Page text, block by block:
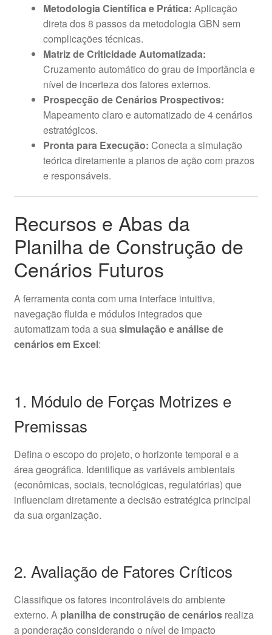
Metodologia Científica e Prática: Aplicação
direta dos 8 passos da metodologia GBN sem
complicações técnicas.
Matriz de Criticidade Automatizada:
Cruzamento automático do grau de importância e
nível de incerteza dos fatores externos.
Prospecção de Cenários Prospectivos:
Mapeamento claro e automatizado de 4 cenários
estratégicos.
Pronta para Execução: Conecta a simulação
teórica diretamente a planos de ação com prazos
e responsáveis.
Recursos e Abas da
Planilha de Construção de
Cenários Futuros
A ferramenta conta com uma interface intuitiva,
navegação fluida e módulos integrados que
automatizam toda a suasimulação e análise de
cenários em Excel:
1. Módulo de Forças Motrizes e
Premissas
Defina o escopo do projeto, o horizonte temporal e a
área geográfica. Identifique as variáveis ambientais
(econômicas, sociais, tecnológicas, regulatórias) que
influenciam diretamente a decisão estratégica principal
da sua organização.
2. Avaliação de Fatores Críticos
Classifique os fatores incontroláveis do ambiente
externo. A planilha de construção de cenáriosrealiza
a ponderação considerando o nível de impacto